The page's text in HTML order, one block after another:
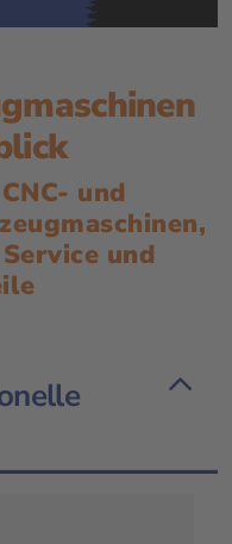
und
und